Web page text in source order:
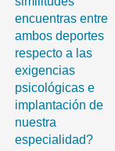
encuentras entre
ambos deportes
respecto a las
exigencias
psicológicas e
implantación de
nuestra
especialidad?